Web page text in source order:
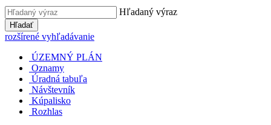
Hľadaný výraz
Hľadať
rozšírené vyhľadávanie
ÚZEMNÝ PLÁN
Oznamy
Úradná tabuľa
Návštevník
Kúpalisko
Rozhlas